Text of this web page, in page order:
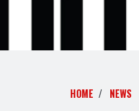
HOME NEWS